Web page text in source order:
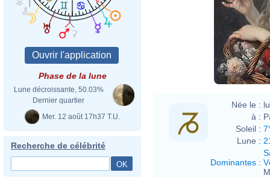
Phase de la lune
Lune décroissante, 50.03%
Dernier quartier
Mer. 12 août 17h37 T.U.
Recherche de célébrité
Née le :
à :
Soleil :
Lune :
Dominantes :